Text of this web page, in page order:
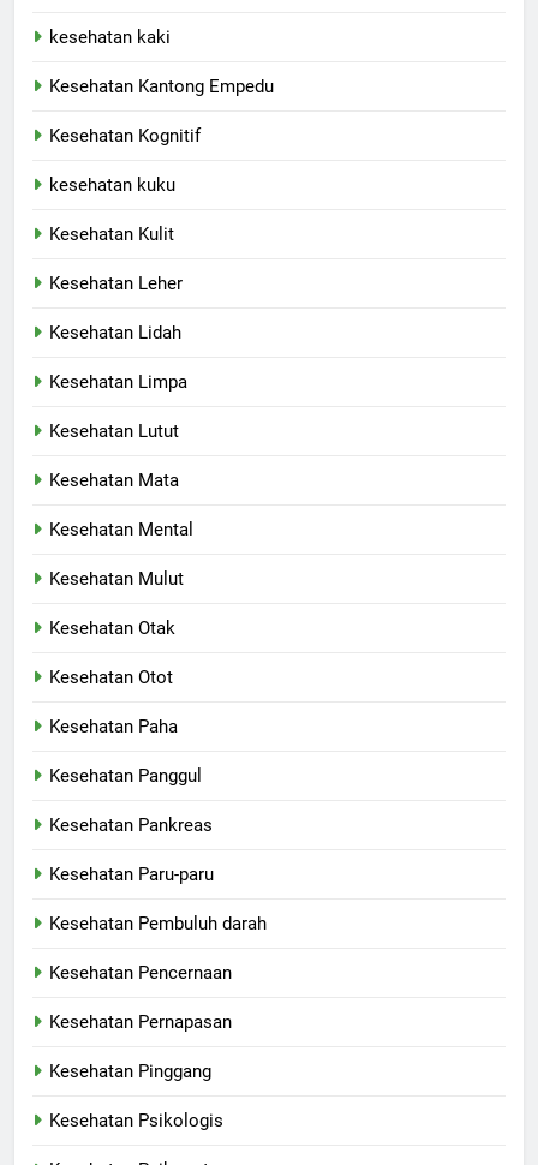
kesehatan kaki
Kesehatan Kantong Empedu
Kesehatan Kognitif
kesehatan kuku
Kesehatan Kulit
Kesehatan Leher
Kesehatan Lidah
Kesehatan Limpa
Kesehatan Lutut
Kesehatan Mata
Kesehatan Mental
Kesehatan Mulut
Kesehatan Otak
Kesehatan Otot
Kesehatan Paha
Kesehatan Panggul
Kesehatan Pankreas
Kesehatan Paru-paru
Kesehatan Pembuluh darah
Kesehatan Pencernaan
Kesehatan Pernapasan
Kesehatan Pinggang
Kesehatan Psikologis